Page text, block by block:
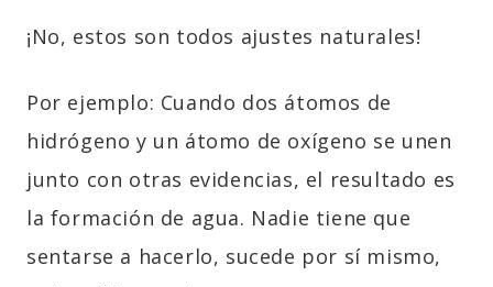
¡No, estos son todos ajustes naturales!
Por ejemplo: Cuando dos átomos de
hidrógeno y un átomo de oxígeno se unen
junto con otras evidencias, el resultado es
la formación de agua. Nadie tiene que
sentarse a hacerlo, sucede por sí mismo,